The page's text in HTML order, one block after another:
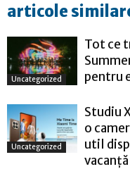
articole
Uncategorized
Tot ce
pentru
Uncategorized
Studiu
o
util
vacanță